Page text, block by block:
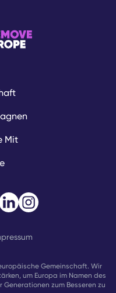
Mit
Gemeinschaft. Wir
um Europa im Namen des
zum Besseren zu